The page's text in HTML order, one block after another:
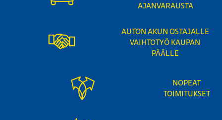
AJANVARAUSTA
AUTON AKUN OSTAJALLE
VAIHTOTYÖ KAUPAN
PÄÄLLE
NOPEAT
TOIMITUKSET